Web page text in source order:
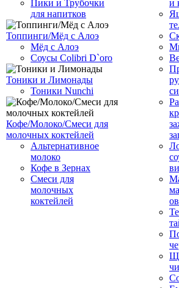
Пики и Трубочки
для напитков
Топпинги/Мёд с Алоэ
Мёд с Алоэ
Соусы Colibri D`oro
Тоники и Лимонады
Тоники Nunchi
Кофе/Молоко/Смеси для
молочных коктейлей
Альтернативное
молоко
Кофе в Зернах
Смеси для
молочных
коктейлей
и